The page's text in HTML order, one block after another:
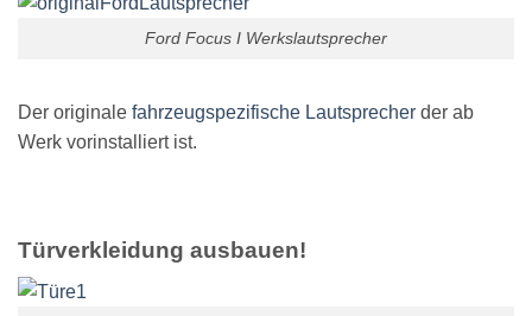
Ford Focus I Werkslautsprecher
Der originale fahrzeugspezifische Lautsprecher der ab
Werk vorinstalliert ist.
Türverkleidung ausbauen!